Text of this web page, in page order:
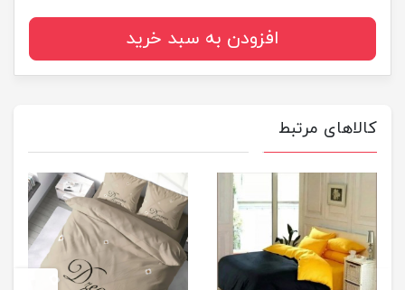
افزودن به سبد خرید
کالاهای مرتبط